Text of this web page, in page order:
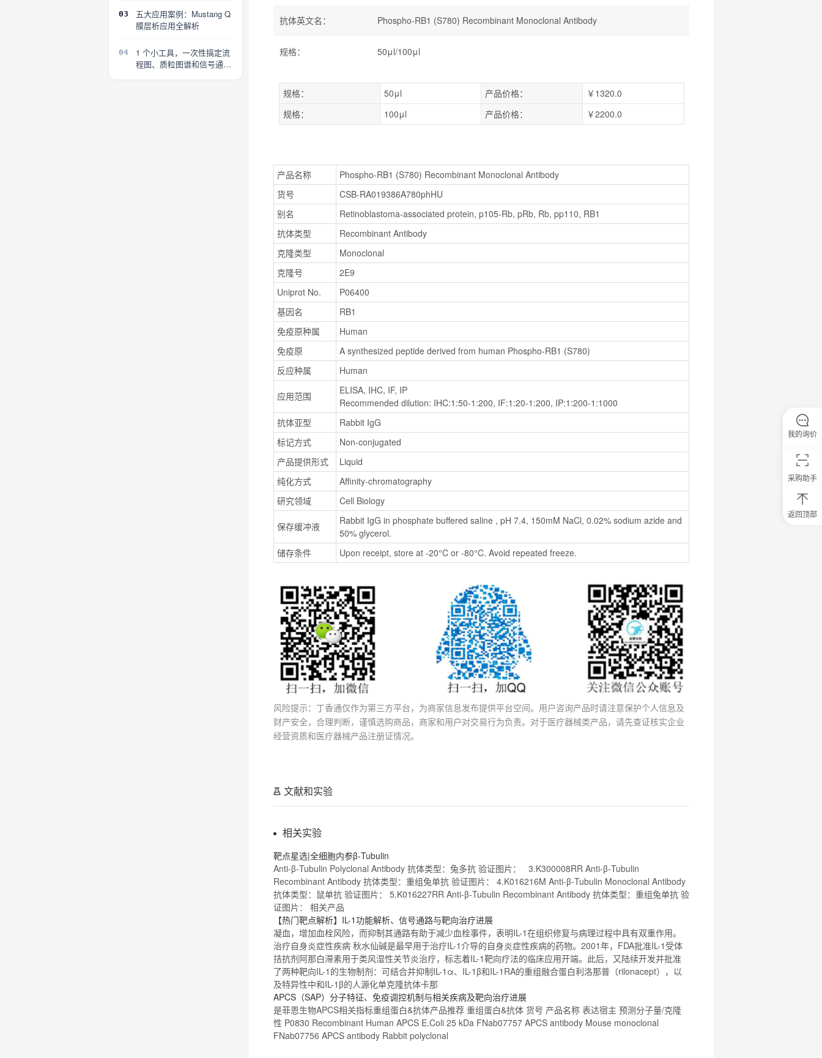
03
五大应用案例：Mustang Q
膜层析应用全解析
04
1 个小工具，一次性搞定流
程图、质粒图谱和信号通路
抗体英文名 ： Phospho-RB1 (S780) Recombinant Monoclonal Antibody
规格： 50μl/100μl
规格： 50μl 产品价格：
￥1320.0
规格：
100μl 产品价格： ￥2200.0
产品名称
Phospho-RB1 (S780) Recombinant Monoclonal Antibody
货号
CSB-RA019386A780phHU
别名
Retinoblastoma-associated protein, p105-Rb, pRb, Rb, pp110, RB1
抗体类型
Recombinant Antibody
克隆类型
Monoclonal
克隆号
2E9
Uniprot No.
P06400
基因名
RB1
免疫原种属
Human
免疫原
A synthesized peptide derived from human Phospho-RB1 (S780)
反应种属
Human
应用范围
ELISA, IHC, IF, IP
Recommended dilution: IHC:1:50-1:200, IF:1:20-1:200, IP:1:200-1:1000
抗体亚型
Rabbit IgG
标记方式
Non-conjugated
产品提供形式
Liquid
纯化方式
Affinity-chromatography
研究领域
Cell Biology
保存缓冲液
Rabbit IgG in phosphate buffered saline , pH 7.4, 150mM NaCl, 0.02% sodium azide and
50% glycerol.
储存条件
Upon receipt, store at -20°C or -80°C. Avoid repeated freeze.
风险提示：丁香通仅作为第三方平台，为商家信息发布提供平台空间。用户咨询产品时请注意保护个人信息及
财产安全，合理判断，谨慎选购商品，商家和用户对交易行为负责。对于医疗器械类产品，请先查证核实企业
经营资质和医疗器械产品注册证情况。
文献和实验
相关实验
靶点星选|全细胞内参β-Tubulin
Anti-β-Tubulin Polyclonal Antibody 抗体类型：兔多抗 验证图片： 3.K300008RR Anti-β-Tubulin
Recombinant Antibody 抗体类型： 重组兔单抗 验证图片： 4.K016216M Anti-β-Tubulin Monoclonal Antibody
抗体类型：鼠单抗 验证图片： 5.K016227RR Anti-β-Tubulin Recombinant Antibody 抗体类型： 重组兔单抗 验
证图片： 相关产品
【热门靶点解析】IL-1功能解析、信号通路与靶向治疗进展
凝血，增加血栓风险，而抑制其通路有助于减少血栓事件，表明IL-1在组织修复与病理过程中具有双重作用。
治疗自身炎症性疾病 秋水仙碱是最早用于治疗IL-1介导的自身炎症性疾病的药物。2001年，FDA批准IL-1受体
拮抗剂阿那白滞素用于类风湿性关节炎治疗，标志着IL-1靶向疗法的临床应用开端。此后，又陆续开发并批准
了两种靶向IL-1的生物制剂：可结合并抑制IL-1α、IL-1β和IL-1RA的重组融合蛋白利洛那普（rilonacept），以
及特异性中和IL-1β的人源化单克隆抗体卡那
APCS（SAP）分子特征、免疫调控机制与相关疾病及靶向治疗进展
是菲恩生物APCS相关指标重组蛋白&抗体产品推荐 重组蛋白&抗体 货号 产品名称 表达宿主 预测分子量/克隆
性 P0830 Recombinant Human APCS E.Coli 25 kDa FNab07757 APCS antibody Mouse monoclonal
FNab07756 APCS antibody Rabbit polyclonal
采购助手
返回顶部
我的询价